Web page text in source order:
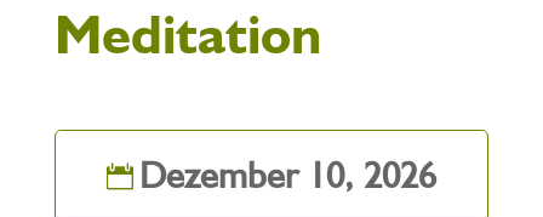
Meditation
Dezember 10, 2026